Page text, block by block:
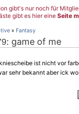
gibt's nur noch für
gibt es hier eineSeite
» Fantasy
: game of me
ist nicht vor
sehr bekannt aber ick